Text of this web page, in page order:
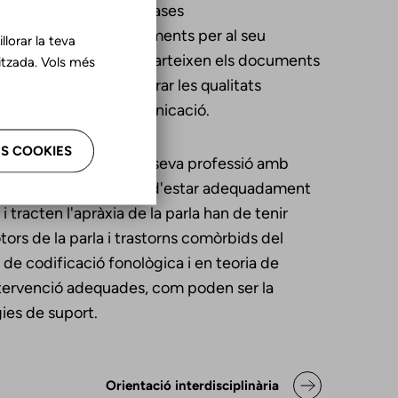
coneixen les bases
tècniques i instruments per al seu
visió la comparteixen els documents
com a finalitat millorar les qualitats
de comunicació.
han d’exercir la seva professió amb
població han d'estar adequadament
l'apràxia de la parla han de tenir
de la parla i trastorns comòrbids del
codificació fonològica i en teoria de
adequades, com poden ser la
de suport.
de posicionaments i
Orientació interdisciplinària
la teva
Vols més
COOKIES